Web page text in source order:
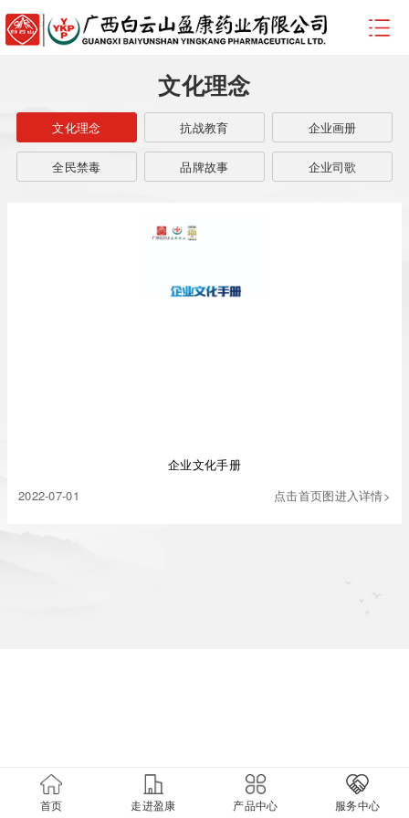
文化理念
文化理念 抗战教育 企业画册
全民禁毒 品牌故事 企业司歌
企业文化手册
2022-07-01
点击首页图进入详情>
首页 走进盈康 产品中心 服务中心